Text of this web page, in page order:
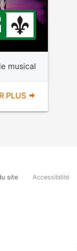
musical
PLUS
site Accessibilité